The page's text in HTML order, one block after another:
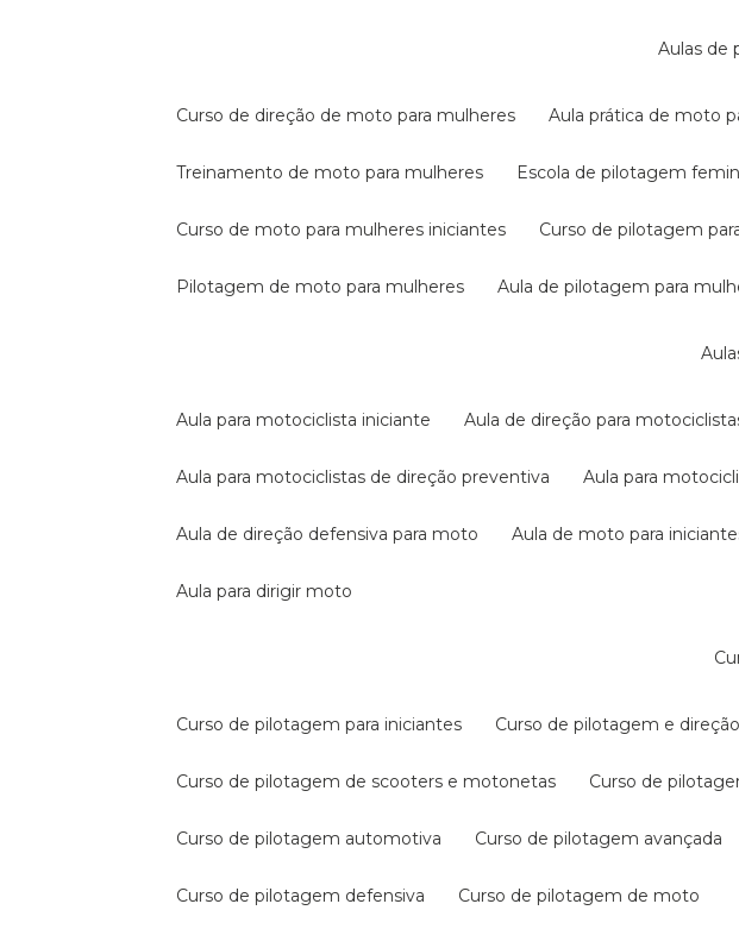
aulas
curso de direção de moto para mulheres aula prática de moto
treinamento de moto para mulheres escola de pilotagem
curso de moto para mulheres iniciantes curso de pilotagem
pilotagem de moto para mulheres aula de pilotagem para
aula para motociclista iniciante aula de direção para
aula para motociclistas de direção preventiva aula para
aula de direção defensiva para moto aula de moto para
aula para dirigir moto
curso de pilotagem para iniciantes curso de pilotagem e
curso de pilotagem de scooters e motonetas curso de
curso de pilotagem automotiva curso de pilotagem avançada
curso de pilotagem defensiva curso de pilotagem de moto